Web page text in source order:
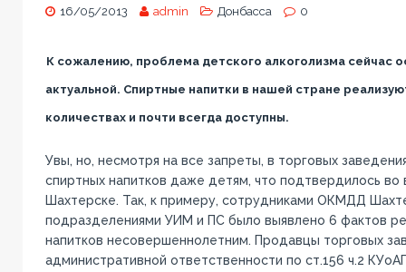
16/05/2013 admin Донбасса 0
К сожалению, проблема детского алкоголизма сейчас
актуальной. Спиртные напитки в нашей стране
количествах и почти всегда доступны.
Увы, но, несмотря на все запреты, в торговых
спиртных напитков даже детям, что подтвердилось во
Шахтерске. Так, к примеру, сотрудниками ОКМДД
подразделениями УИМ и ПС было выявлено 6 фактов
напитков несовершеннолетним. Продавцы торговых
административной ответственности по ст.156 ч.2